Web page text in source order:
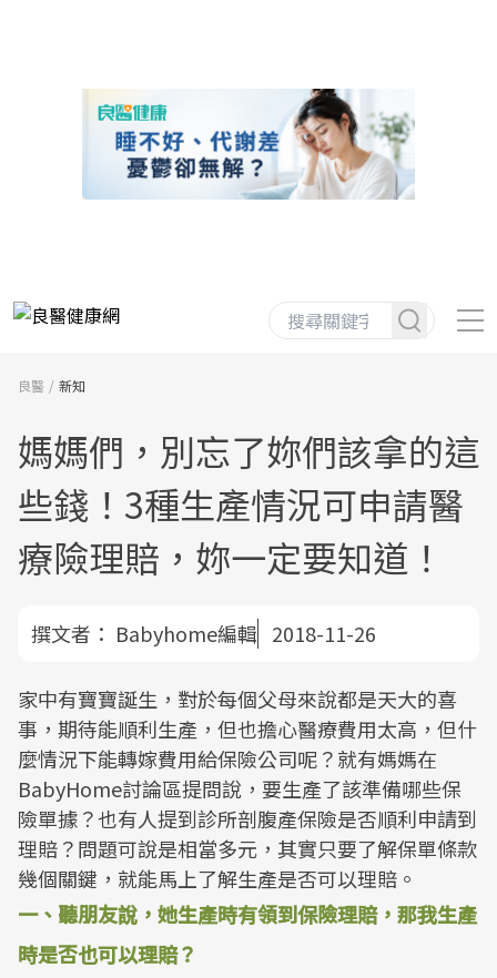
良醫 新知
媽媽們，別忘了妳們該拿的這
些錢！3種生產情況可申請醫
療險理賠，妳一定要知道！
撰文者： Babyhome編輯 2018-11-26
家中有寶寶誕生，對於每個父母來說都是天大的喜
事，期待能順利生產，但也擔心醫療費用太高，但什
麼情況下能轉嫁費用給保險公司呢？就有媽媽在
BabyHome討論區提問說，要生產了該準備哪些保
險單據？也有人提到診所剖腹產保險是否順利申請到
理賠？問題可說是相當多元，其實只要了解保單條款
幾個關鍵，就能馬上了解生產是否可以理賠。
一、聽朋友說，她生產時有領到保險理賠，那我生產
時是否也可以理賠？